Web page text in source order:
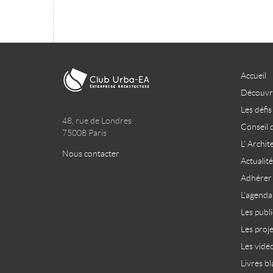
48, rue de Londres
75008 Paris
Nous contacter
Accueil
Les défis
Conseil
L’
Adhérer
Les
Les
Les
Livres